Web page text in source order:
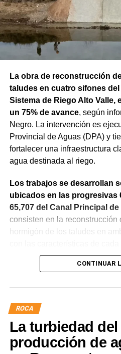
La obra de reconstrucción
taludes en cuatro sifones del
Sistema de Riego Alto Valle,
un 75% de avance, según
Negro. La intervención es
Provincial de Aguas (DPA) y
fortalecer una infraestructura
agua destinada al riego.
Los trabajos se desarrollan
ubicados en las progresivas
65,707 del Canal Principal de
consisten en la reconstrucción
hormigón de los taludes en
La obra incluye la demolición
requieren, la ejecución de un
hormigón reforzado con malla
juntas para mejorar la
Desde el DPA destacaron que
parte del plan de
CONTINUAR
ROCA
La turbiedad
producción de